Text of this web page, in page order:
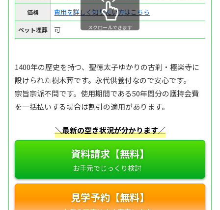
価格 費用を詳しく知りたい方はこちら
ペット埋葬 可 スクロールできます
1400年の歴史を持つ、聖徳太子ゆかりの古刹・極楽寺に
設けられた樹木葬です。永代供養付なので安心です。
宗旨宗派不問です。使用期間である50年間分の護持会費
を一括払いする場合は割引の適用があります。
＼最新の空き状況が分かります／
資料請求【無料】
見学予約【無料】